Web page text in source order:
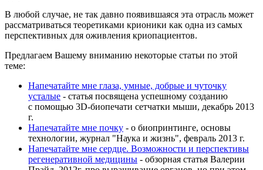
В любой случае, не так давно появившаяся эта отрасль может
рассматриваться теоретиками крионики как одна из самых
перспективных для оживления криопациентов.
Предлагаем Вашему вниманию некоторые статьи по этой
теме:
Напечатайте мне глаза, умные, добрые и чуточку
усталые - статья посвящена успешному созданию
с помощью 3D-биопечати сетчатки мыши, декабрь 2013
г.
Напечатайте мне почку - о биопринтинге, основы
технологии, журнал "Наука и жизнь", февраль 2013 г.
Напечатайте мне сердце. Возможности и перспективы
регенеративной медицины - обзорная статья Валерии